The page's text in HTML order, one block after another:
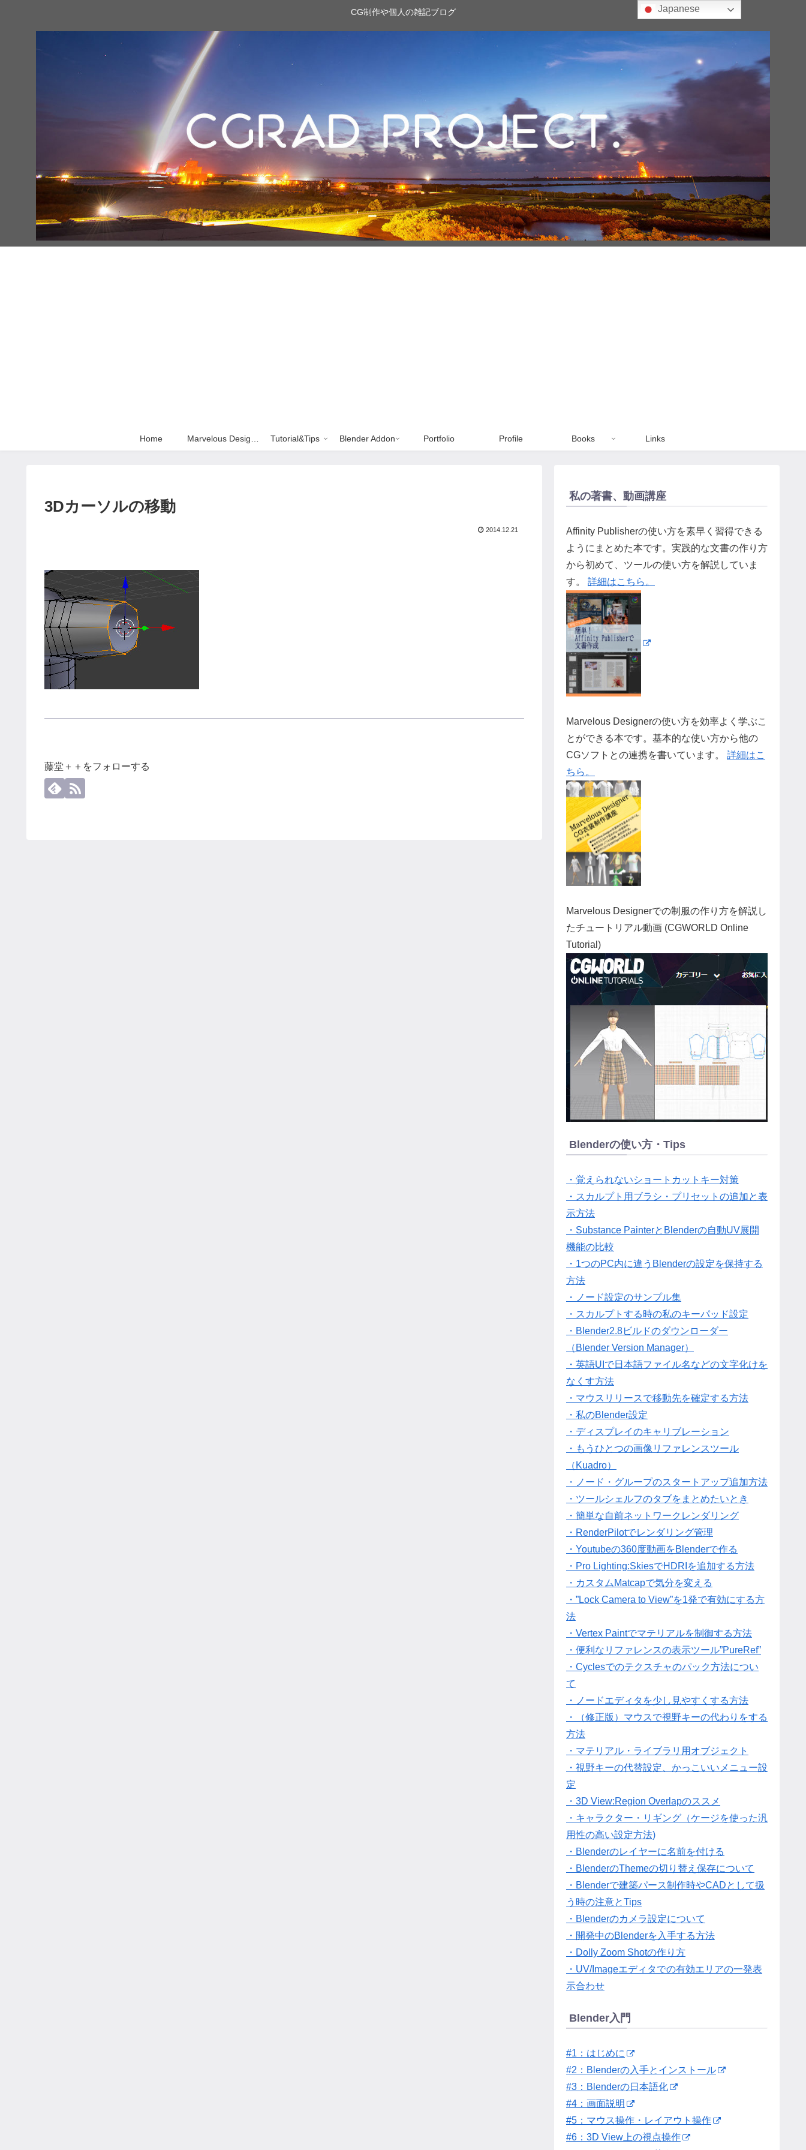
CG制作や個人の雑記ブログ
Home Tutorial&Tips Blender Addon Portfolio Profile Books Links
3Dカーソルの移動
2014.12.21
藤堂＋＋をフォローする
私の著書、動画講座
Affinity Publisherの使い方を素早く習得できる
ようにまとめた本です。実践的な文書の作り方
から初めて、ツールの使い方を解説していま
す。 詳細はこちら。
Marvelous Designerの使い方を効率よく学ぶこ
とができる本です。基本的な使い方から他の
CGソフトとの連携を書いています。 詳細はこ
ちら。
Marvelous Designerでの制服の作り方を解説し
たチュートリアル動画 (CGWORLD Online
Tutorial)
Blenderの使い方・Tips
・覚えられないショートカットキー対策
・スカルプト用ブラシ・プリセットの追加と表
示方法
・Substance PainterとBlenderの自動UV展開
機能の比較
・1つのPC内に違うBlenderの設定を保持する
方法
・ノード設定のサンプル集
・スカルプトする時の私のキーパッド設定
・Blender2.8ビルドのダウンローダー
（Blender Version Manager）
・英語UIで日本語ファイル名などの文字化けを
なくす方法
・マウスリリースで移動先を確定する方法
・私のBlender設定
・ディスプレイのキャリブレーション
・もうひとつの画像リファレンスツール
（Kuadro）
・ノード・グループのスタートアップ追加方法
・ツールシェルフのタブをまとめたいとき
・簡単な自前ネットワークレンダリング
・RenderPilotでレンダリング管理
・Youtubeの360度動画をBlenderで作る
・Pro Lighting:SkiesでHDRIを追加する方法
・カスタムMatcapで気分を変える
・”Lock Camera to View”を1発で有効にする方
法
・Vertex Paintでマテリアルを制御する方法
・便利なリファレンスの表示ツール”PureRef”
・Cyclesでのテクスチャのパック方法につい
て
・ノードエディタを少し見やすくする方法
・（修正版）マウスで視野キーの代わりをする
方法
・マテリアル・ライブラリ用オブジェクト
・視野キーの代替設定、かっこいいメニュー設
定
・3D View:Region Overlapのススメ
・キャラクター・リギング（ケージを使った汎
用性の高い設定方法)
・Blenderのレイヤーに名前を付ける
・BlenderのThemeの切り替え保存について
・Blenderで建築パース制作時やCADとして扱
う時の注意とTips
・Blenderのカメラ設定について
・開発中のBlenderを入手する方法
・Dolly Zoom Shotの作り方
・UV/Imageエディタでの有効エリアの一発表
示合わせ
Blender入門
#1：はじめに
#2：Blenderの入手とインストール
#3：Blenderの日本語化
#4：画面説明
#5：マウス操作・レイアウト操作
#6：3D View上の視点操作
Japanese